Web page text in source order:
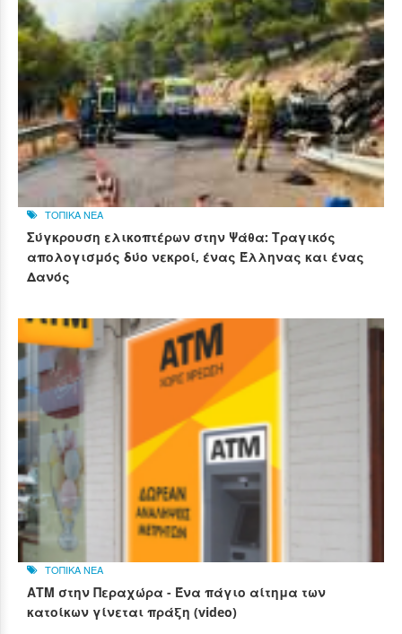
ΤΟΠΙΚΑ ΝΕΑ
Σύγκρουση ελικοπτέρων στην Ψάθα: Τραγικός
απολογισμός δύο νεκροί, ένας Έλληνας και ένας
Δανός
ΤΟΠΙΚΑ ΝΕΑ
ΑΤΜ στην Περαχώρα - Ένα πάγιο αίτημα των
κατοίκων γίνεται πράξη (video)